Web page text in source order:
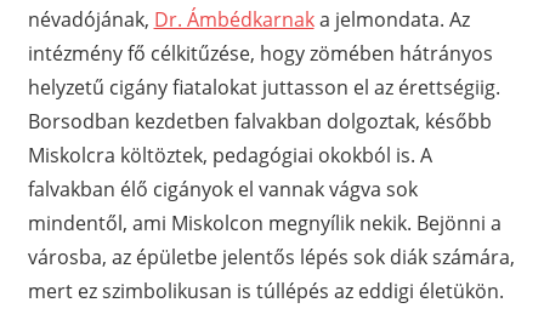
névadójának, Dr. Ámbédkarnaka jelmondata. Az
intézmény fő célkitűzése, hogy zömében hátrányos
helyzetű cigány fiatalokat juttasson el az érettségiig.
Borsodban kezdetben falvakban dolgoztak, később
Miskolcra költöztek, pedagógiai okokból is. A
falvakban élő cigányok el vannak vágva sok
mindentől, ami Miskolcon megnyílik nekik. Bejönni a
városba, az épületbe jelentős lépés sok diák számára,
mert ez szimbolikusan is túllépés az eddigi életükön.